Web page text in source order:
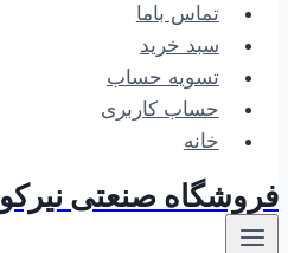
تماس باما
سبد خرید
تسویه حساب
حساب کاربری
خانه
فروشگاه صنعتی نیرکو